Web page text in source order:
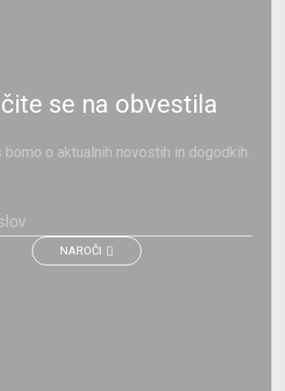
se na obvestila
bomo o aktualnih novostih in dogodkih.
NAROČI